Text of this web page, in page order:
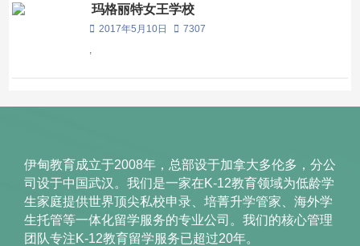
玛格丽特女王学校
2017年5月10日
7307
,
伊甸教育成立于2008年，总部设于加拿大多伦多，分公
司设于中国武汉。我们是一家在K-12教育领域为低龄学
生家庭提供世界顶尖私校申录、培菁升学管家、海外学
生托管等一体化留学服务的专业公司。我们的核心管理
团队专注K-12教育留学服务已超过20年。